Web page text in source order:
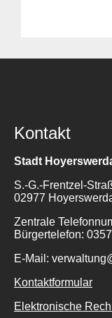
Kontakt
Stadt
S.-G.-Frentzel-
02977
Zentrale
Bürgertelefon:
E-Mail:
Kontaktformular
Elektronische